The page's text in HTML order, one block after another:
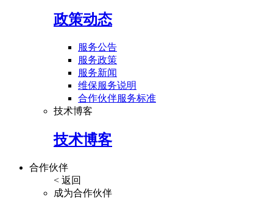
政策动态
服务公告
服务政策
服务新闻
维保服务说明
合作伙伴服务标准
技术博客
技术博客
合作伙伴
< 返回
成为合作伙伴